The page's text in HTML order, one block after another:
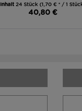
Inhalt24 Stück(1,70 € * / 1
40,80 €